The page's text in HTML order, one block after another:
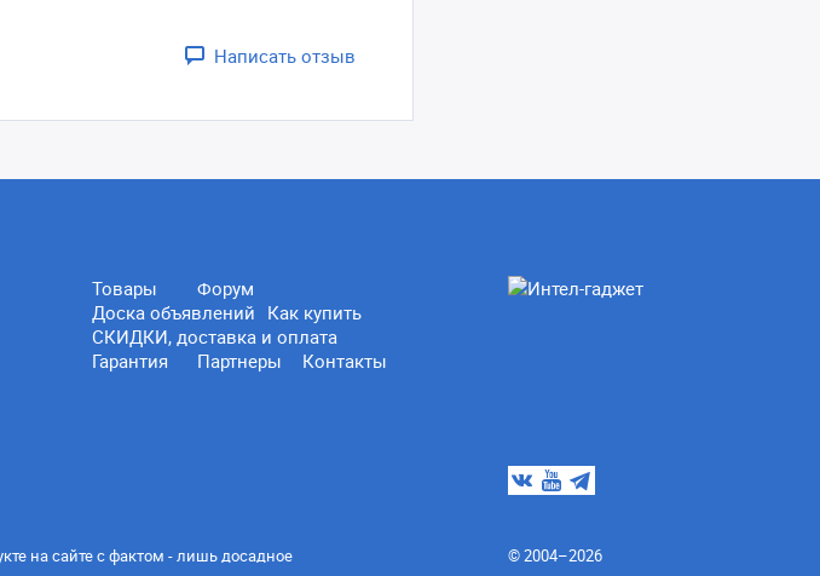
Написать отзыв
Товары
Форум
Доска объявлений Как купить
СКИДКИ, доставка и оплата
Гарантия
Партнеры Контакты
на сайте с фактом - лишь досадное
© 2004–2026